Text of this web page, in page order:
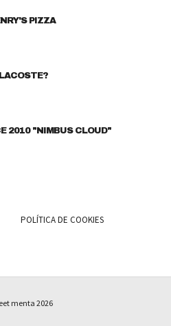
PIZZA
2010 "NIMBUS CLOUD"
POLÍTICA DE COOKIES
menta 2026